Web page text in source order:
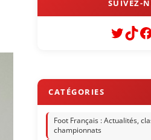
Foot Français : Actualités,
championnats